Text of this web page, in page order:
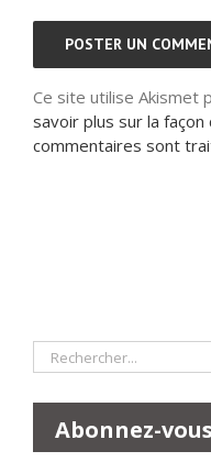
Ce site utilise Akismet
savoir plus sur la
commentaires sont
Rechercher:
Abonnez-